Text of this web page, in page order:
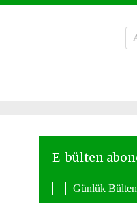
Günlük Bülten